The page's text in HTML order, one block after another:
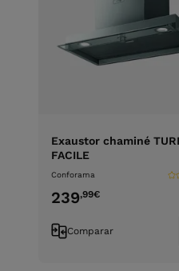
Exaustor chaminé
FACILE
Conforama
239,99€
Comparar